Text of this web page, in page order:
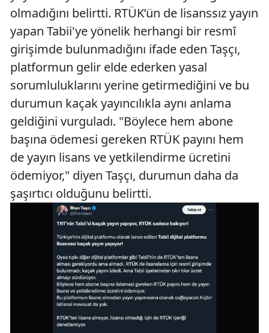
olmadığını belirtti. RTÜK’ün de lisanssız yayın
yapan Tabii'ye yönelik herhangi bir resmî
girişimde bulunmadığını ifade eden Taşçı,
platformun gelir elde ederken yasal
sorumluluklarını yerine getirmediğini ve bu
durumun kaçak yayıncılıkla aynı anlama
geldiğini vurguladı. "Böylece hem abone
başına ödemesi gereken RTÜK payını hem
de yayın lisans ve yetkilendirme ücretini
ödemiyor," diyen Taşçı, durumun daha da
şaşırtıcı olduğunu belirtti.